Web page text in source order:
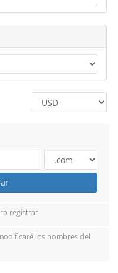
registrar
los nombres del